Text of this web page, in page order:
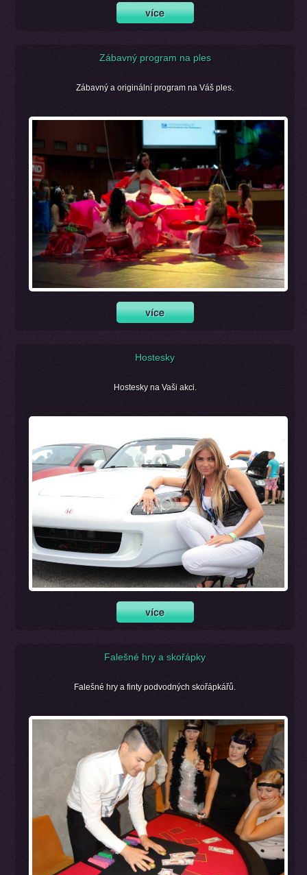
Zábavný program na ples
Zábavný a originální program na Váš ples.
Hostesky
Hostesky na Vaši akci.
Falešné hry a skořápky
Falešné hry a finty podvodných skořápkářů.